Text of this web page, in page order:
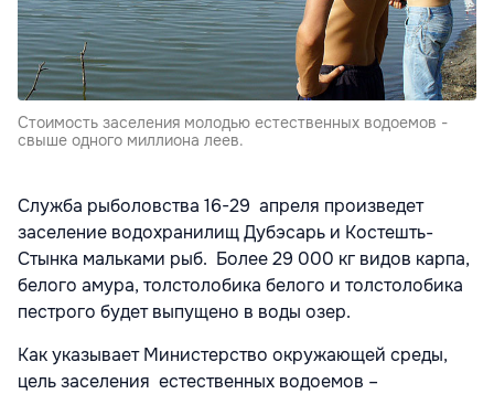
Стоимость заселения молодью естественных водоемов -
свыше одного миллиона леев.
Служба рыболовства 16-29 апреля произведет
заселение водохранилищ Дубэсарь и Костешть-
Стынка мальками рыб. Более 29 000 кг видов карпа,
белого амура, толстолобика белого и толстолобика
пестрого будет выпущено в воды озер.
Как указывает Министерство окружающей среды,
цель заселения естественных водоемов –